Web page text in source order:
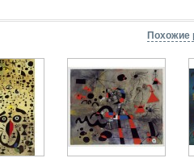
Похожие